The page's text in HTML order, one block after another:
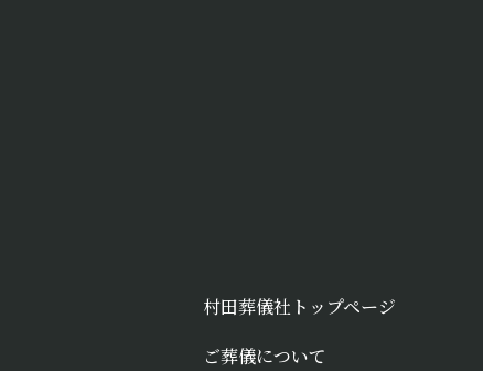
村田葬儀社トップページ
ご葬儀について